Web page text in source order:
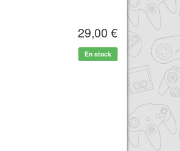
29,00 €
En stock